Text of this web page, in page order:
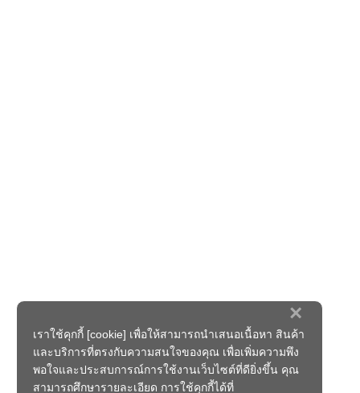
×
เราใช้คุกกี้ [cookie] เพื่อให้สามารถนำเสนอเนื้อหา สินค้า
และบริการที่ตรงกับความสนใจของคุณ เพื่อเพิ่มความพึง
พอใจและประสบการณ์การใช้งานเว็บไซต์ที่ดียิ่งขึ้น คุณ
สามารถศึกษารายละเอียด การใช้คุกกี้ได้ที่